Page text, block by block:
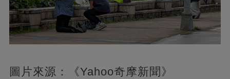
圖片來源：《Yahoo奇摩新聞》